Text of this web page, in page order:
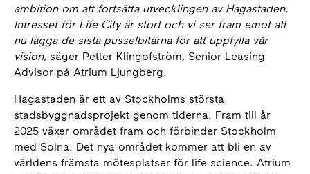
ambition om att fortsätta utvecklingen av Hagastaden.
Intresset för Life City är stort och vi ser fram emot att
nu lägga de sista pusselbitarna för att uppfylla vår
vision, säger Petter Klingofström, Senior Leasing
Advisor på Atrium Ljungberg.
Hagastaden är ett av Stockholms största
stadsbyggnadsprojekt genom tiderna. Fram till år
2025 växer området fram och förbinder Stockholm
med Solna. Det nya området kommer att bli en av
världens främsta mötesplatser för life science. Atrium